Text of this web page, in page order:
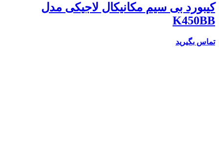
کیبورد بی سیم مکانیکال لاجیکی مدل
K450BB
تماس بگیرید